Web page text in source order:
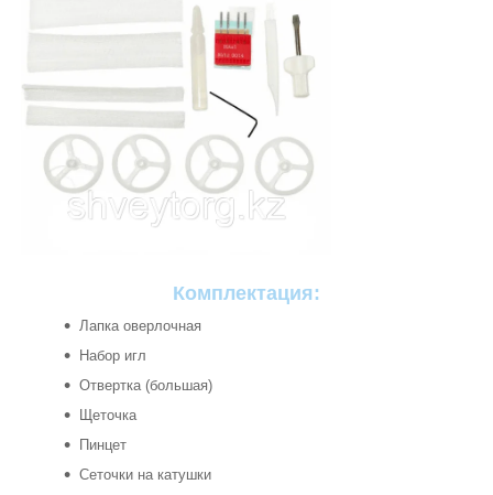
Комплектация:
Лапка оверлочная
Набор игл
Отвертка (большая)
Щеточка
Пинцет
Сеточки на катушки